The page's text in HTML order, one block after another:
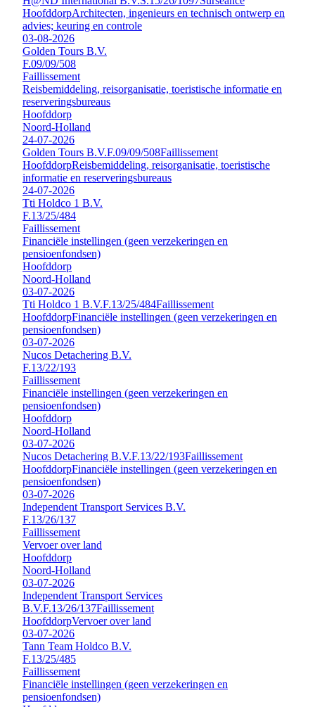
HoofddorpArchitecten, ingenieurs en technisch ontwerp en
advies; keuring en controle
03-08-2026
Golden Tours B.V.
F.09/09/508
Faillissement
Reisbemiddeling, reisorganisatie, toeristische informatie en
reserveringsbureaus
Hoofddorp
Noord-Holland
24-07-2026
Golden Tours B.V.F.09/09/508Faillissement
HoofddorpReisbemiddeling, reisorganisatie, toeristische
informatie en reserveringsbureaus
24-07-2026
Tti Holdco 1 B.V.
F.13/25/484
Faillissement
Financiële instellingen (geen verzekeringen en
pensioenfondsen)
Hoofddorp
Noord-Holland
03-07-2026
Tti Holdco 1 B.V.F.13/25/484Faillissement
HoofddorpFinanciële instellingen (geen verzekeringen en
pensioenfondsen)
03-07-2026
Nucos Detachering B.V.
F.13/22/193
Faillissement
Financiële instellingen (geen verzekeringen en
pensioenfondsen)
Hoofddorp
Noord-Holland
03-07-2026
Nucos Detachering B.V.F.13/22/193Faillissement
HoofddorpFinanciële instellingen (geen verzekeringen en
pensioenfondsen)
03-07-2026
Independent Transport Services B.V.
F.13/26/137
Faillissement
Vervoer over land
Hoofddorp
Noord-Holland
03-07-2026
Independent Transport Services
B.V.F.13/26/137Faillissement
HoofddorpVervoer over land
03-07-2026
Tann Team Holdco B.V.
F.13/25/485
Faillissement
Financiële instellingen (geen verzekeringen en
pensioenfondsen)